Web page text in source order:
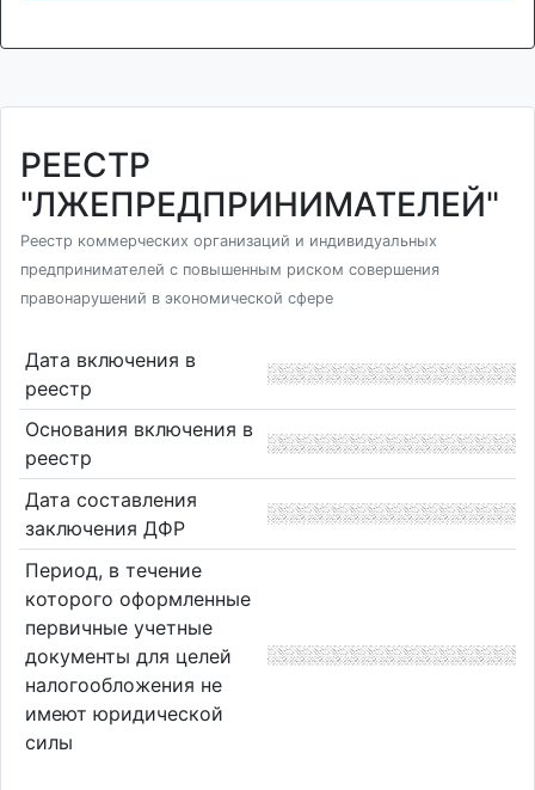
РЕЕСТР
"ЛЖЕПРЕДПРИНИМАТЕЛЕЙ"
Реестр коммерческих организаций и индивидуальных
предпринимателей с повышенным риском совершения
правонарушений в экономической сфере
Дата включения в
реестр
Основания включения в
реестр
Дата составления
заключения ДФР
Период, в течение
которого оформленные
первичные учетные
документы для целей
налогообложения не
имеют юридической
силы